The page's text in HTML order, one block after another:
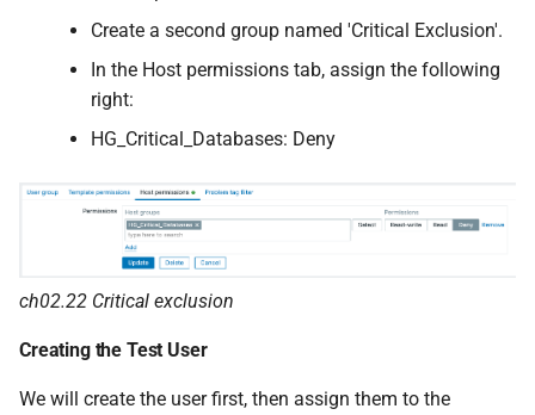
Create a second group named 'Critical Exclusion'.
In the Host permissions tab, assign the following
right:
HG_Critical_Databases: Deny
ch02.22 Critical exclusion
Creating the Test User
We will create the user first, then assign them to the